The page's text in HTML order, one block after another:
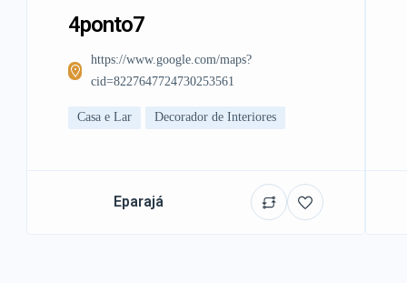
4ponto7
https://www.google.com/maps?
cid=8227647724730253561
Casa e Lar Decorador de Interiores
Eparajá